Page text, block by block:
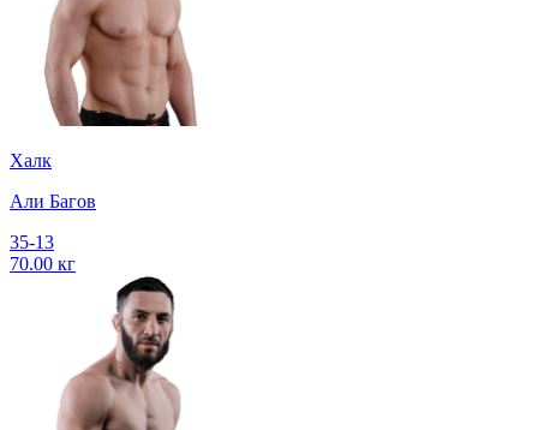
Халк
Али Багов
35-13
70.00 кг